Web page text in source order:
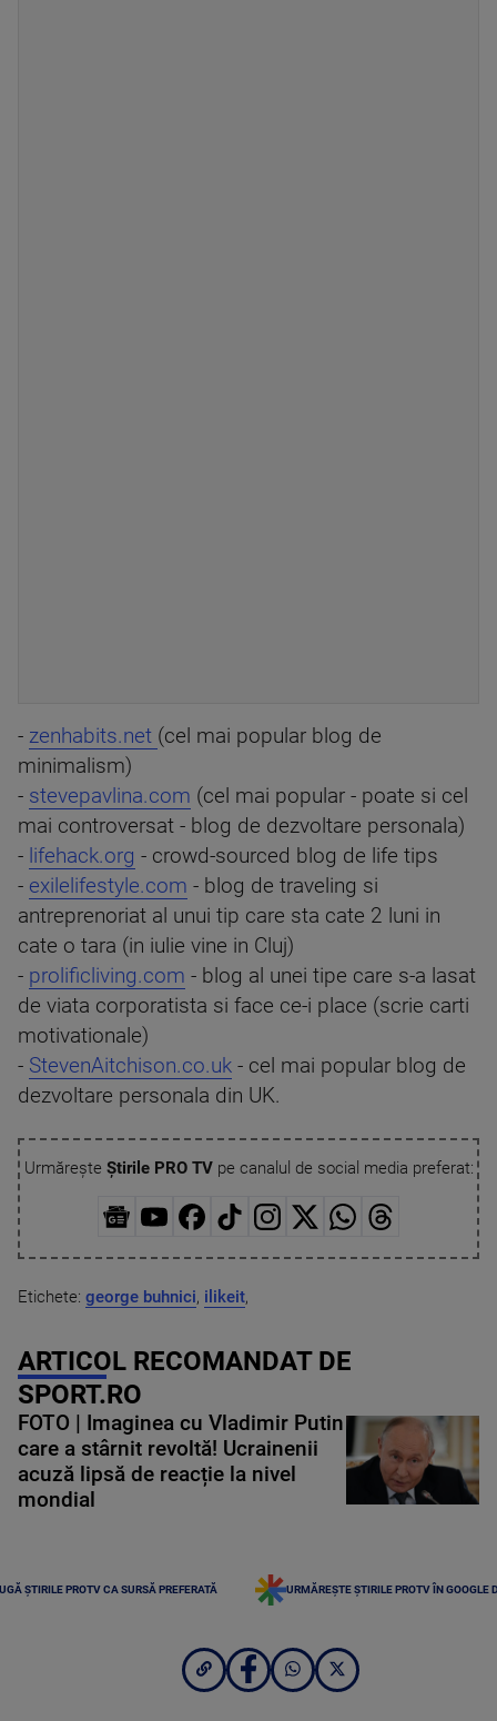
- zenhabits.net (cel mai popular blog de
minimalism)
- stevepavlina.com (cel mai popular - poate si cel
mai controversat - blog de dezvoltare personala)
- lifehack.org - crowd-sourced blog de life tips
- exilelifestyle.com - blog de traveling si
antreprenoriat al unui tip care sta cate 2 luni in
cate o tara (in iulie vine in Cluj)
- prolificliving.com - blog al unei tipe care s-a lasat
de viata corporatista si face ce-i place (scrie carti
motivationale)
- StevenAitchison.co.uk - cel mai popular blog de
dezvoltare personala din UK.
Urmărește Știrile PRO TVpe canalul de social media preferat:
Etichete: george buhnici, ilikeit,
ARTICOL RECOMANDAT DE
SPORT.RO
FOTO | Imaginea cu Vladimir Putin
care a stârnit revoltă! Ucrainenii
acuză lipsă de reacție la nivel
mondial
ȘTIRILE PROTV CA SURSĂ PREFERATĂ URMĂREȘTE ȘTIRILE PROTV ÎN GOOGLE